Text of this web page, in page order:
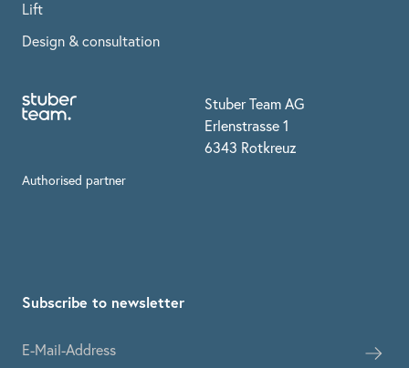
Stuber Team AG
Erlenstrasse 1
6343 Rotkreuz
Authorised partner
Lift
Design & consultation
Subscribe to newsletter